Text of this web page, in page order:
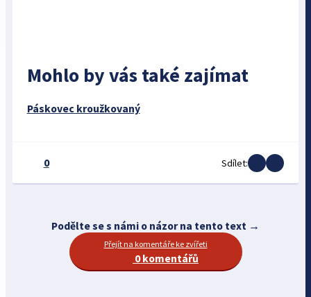
Mohlo by vás také zajímat
Páskovec kroužkovaný
0 Sdílet:
Podělte se s námi o názor na tento text →
Přejít na komentáře ke zvířeti
0 komentářů